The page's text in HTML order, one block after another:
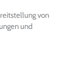
von
und